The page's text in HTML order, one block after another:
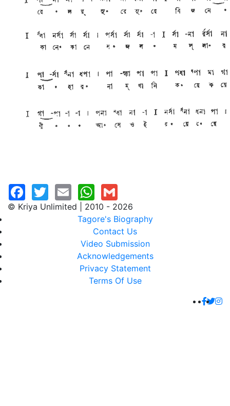
© Kriya Unlimited | 2010 - 2026
Tagore's Biography
Contact Us
Video Submission
Acknowledgements
Privacy Statement
Terms Of Use